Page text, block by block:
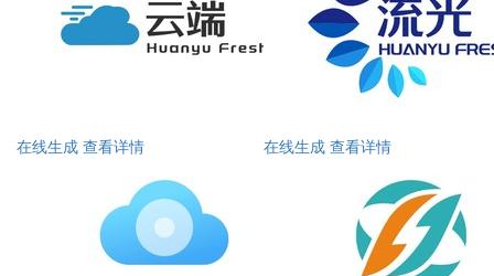
在线生成 查看详情 在线生成 查看详情